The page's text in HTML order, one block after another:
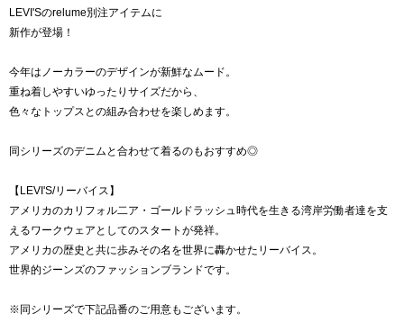
LEVI'Sのrelume別注アイテムに
新作が登場！
今年はノーカラーのデザインが新鮮なムード。
重ね着しやすいゆったりサイズだから、
色々なトップスとの組み合わせを楽しめます。
同シリーズのデニムと合わせて着るのもおすすめ◎
【LEVI'S/リーバイス】
アメリカのカリフォル二ア・ゴールドラッシュ時代を生きる湾岸労働者達を支
えるワークウェアとしてのスタートが発祥。
アメリカの歴史と共に歩みその名を世界に轟かせたリーバイス。
世界的ジーンズのファッションブランドです。
※同シリーズで下記品番のご用意もございます。